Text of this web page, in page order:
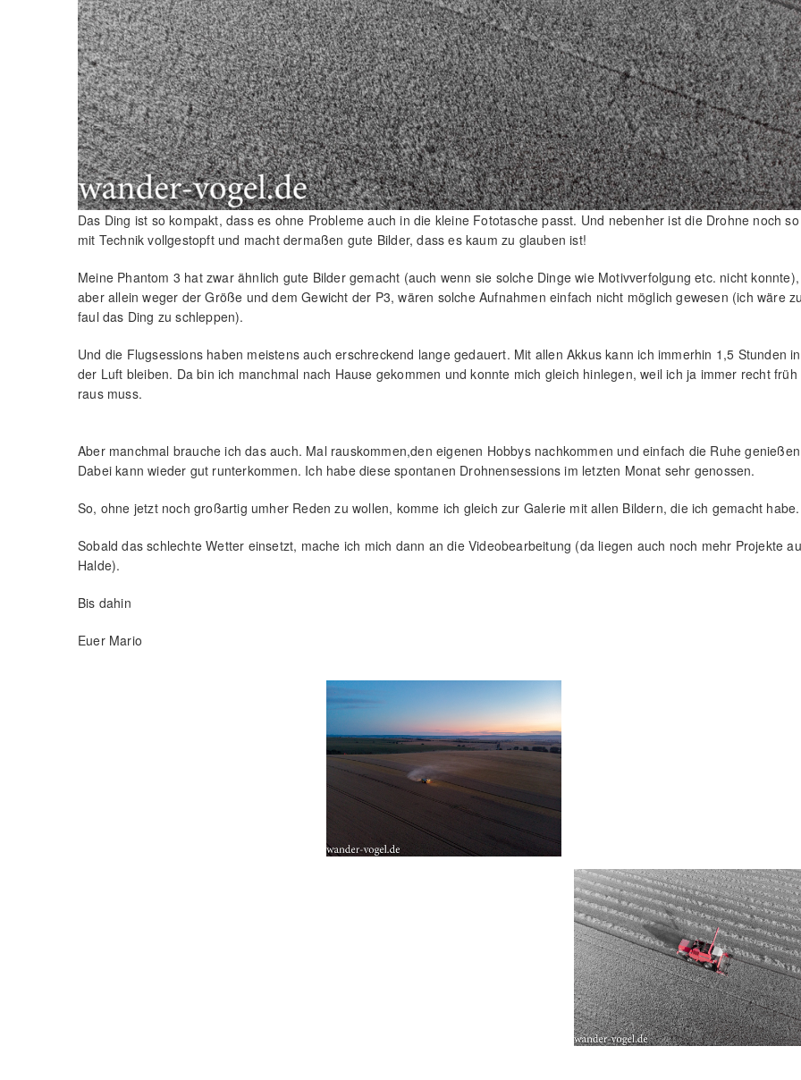
Das Ding ist so kompakt, dass es ohne Probleme auch in die kleine Fototasche passt. Und nebenher ist die Drohne noch so
mit Technik vollgestopft und macht dermaßen gute Bilder, dass es kaum zu glauben ist!
Meine Phantom 3 hat zwar ähnlich gute Bilder gemacht (auch wenn sie solche Dinge wie Motivverfolgung etc. nicht konnte),
aber allein weger der Größe und dem Gewicht der P3, wären solche Aufnahmen einfach nicht möglich gewesen (ich wäre
faul das Ding zu schleppen).
Und die Flugsessions haben meistens auch erschreckend lange gedauert. Mit allen Akkus kann ich immerhin 1,5 Stunden in
der Luft bleiben. Da bin ich manchmal nach Hause gekommen und konnte mich gleich hinlegen, weil ich ja immer recht früh
raus muss.
Aber manchmal brauche ich das auch. Mal rauskommen,den eigenen Hobbys nachkommen und einfach die Ruhe
Dabei kann wieder gut runterkommen. Ich habe diese spontanen Drohnensessions im letzten Monat sehr genossen.
So, ohne jetzt noch großartig umher Reden zu wollen, komme ich gleich zur Galerie mit allen Bildern, die ich gemacht habe.
Sobald das schlechte Wetter einsetzt, mache ich mich dann an die Videobearbeitung (da liegen auch noch mehr Projekte
Halde).
Bis dahin
Euer Mario